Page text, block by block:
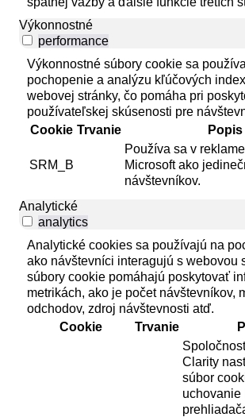
Výkonnostné
performance
Výkonnostné súbory cookie sa
pochopenie a analýzu kľúčových
webovej stránky, čo pomáha pri
používateľskej skúsenosti pre
Cookie Trvanie Popis
SRM_B
Používa sa v
Microsoft ako
návštevníkov.
Analytické
analytics
Analytické cookies sa používajú na
ako návštevníci interagujú s webovou
súbory cookie pomáhajú poskytovať
metrikách, ako je počet návštevníkov,
odchodov, zdroj návštevnosti atď.
Cookie
Trvanie
Clarity
súbor
uchovanie